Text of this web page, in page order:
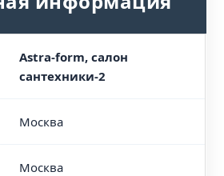
Astra-form, салон
сантехники-2
Москва
Москва